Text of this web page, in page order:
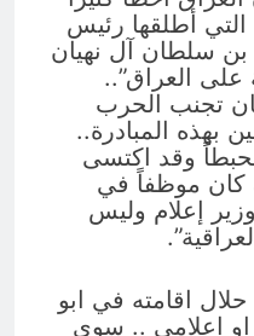
التي أطلقها رئيس
بن سلطان آل نهيان
على العراق”..
تجنب الحرب
بهذه المبادرة..
وقد اكتسى
كان موظفاً في
إعلام وليس
اقامته في ابو
اعلامي .. سوى